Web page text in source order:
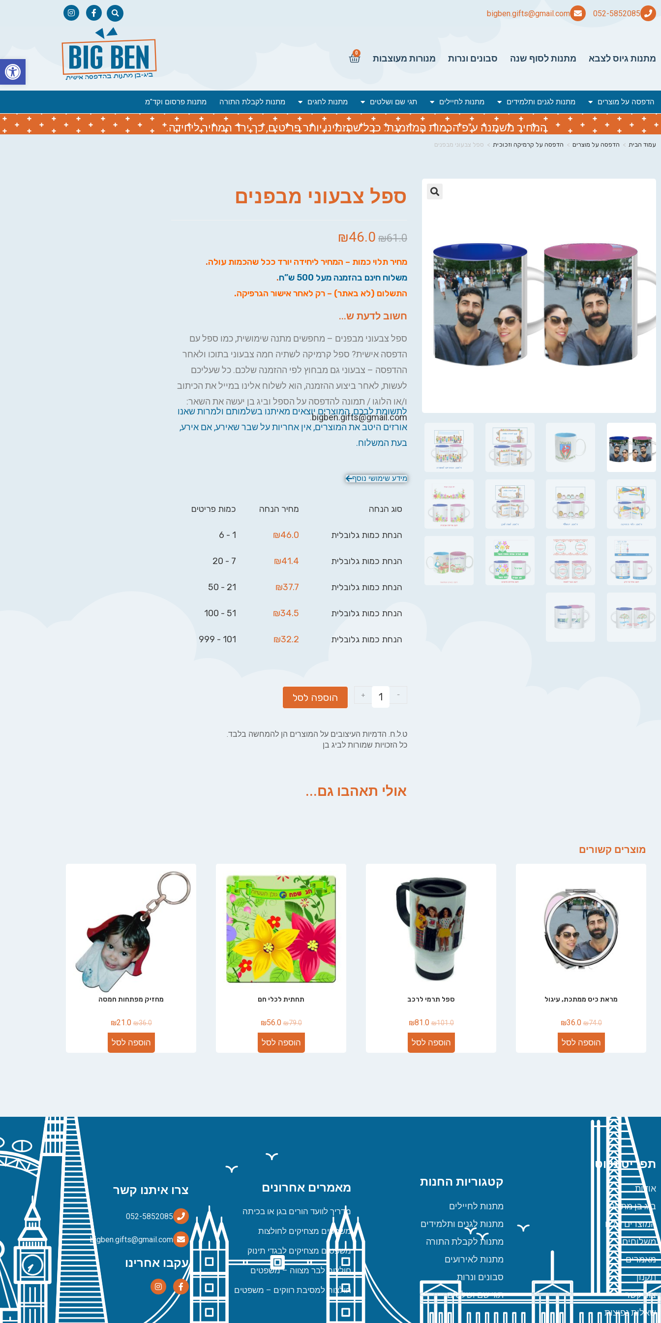
bigben.gifts@gmail.com
מתנות גיוס לצבא מתנות לסוף שנה סבונים ונרות מנורות מעוצבות
0
הדפסה על מוצרים מתנות לגנים ותלמידים מתנות לחיילים תגי שם ושלטים מתנות לחגים מתנות לקבלת התורה מתנות פרסום וקד"מ
המחיר משתנה ע"פ הכמות המוזמנת. ככל שתזמינו יותר פריטים, כך ירד המחיר ליחידה.
עמוד הבית > הדפסה על מוצרים > הדפסה על קרמיקה וזכוכית > ספל צבעוני מבפנים
ספל צבעוני מבפנים
₪61.0
₪46.0
מחיר תלוי כמות – המחיר ליחידה יורד ככל שהכמות עולה.
משלוח חינם בהזמנה מעל 500 ש”ח
.
התשלום (לא באתר) – רק לאחר אישור הגרפיקה.
חשוב לדעת ש...
ספל צבעוני מבפנים – מחפשים מתנה שימושית, כמו ספל עם
הדפסה אישית? ספל קרמיקה לשתיה חמה צבעוני בתוכו ולאחר
ההדפסה – צבעוני גם מבחוץ לפי ההזמנה שלכם. כל שעליכם
לעשות, לאחר ביצוע ההזמנה, הוא לשלוח אלינו במייל את הכיתוב
ו/או הלוגו / תמונה להדפסה על הספל וביג בן יעשה את השאר:
bigben.gifts@gmail.com
.
לתשומת לבכם, המוצרים יוצאים מאיתנו בשלמותם ולמרות שאנו
אורזים היטב את המוצרים, אין אחריות על שבר שאירע, אם אירע,
בעת המשלוח.
מידע שימושי נוסף
סוג הנחה מחיר הנחה כמות פריטים
הנחת כמות גלובלית ₪46.0
1 - 6
הנחת כמות גלובלית ₪41.4
7 - 20
הנחת כמות גלובלית ₪37.7
21 - 50
הנחת כמות גלובלית ₪34.5
51 - 100
הנחת כמות גלובלית ₪32.2
101 - 999
-
+ הוספה לסל
ט.ל.ח. הדמיות העיצובים על המוצרים הן להמחשה בלבד.
כל הזכויות שמורות לביג בן
אולי תאהבו גם...
מוצרים קשורים
מראת כיס ממתכת, עיגול
₪74.0
₪36.0
הוספה לסל
ספל תרמי לרכב
₪101.0
₪81.0
הוספה לסל
תחתית לכלי חם
₪79.0
₪56.0
הוספה לסל
מחזיק מפתחות חמסה
₪36.0
₪21.0
הוספה לסל
תפריט ניווט
אודות
ביג בן מתנות
המוצרים שלנו
משלוחים
מאמרים
תקנון
צור קשר
שאלות נפוצות
קטגוריות החנות
מתנות לחיילים
מתנות לגנים ותלמידים
מתנות לקבלת התורה
מתנות לאירועים
סבונים ונרות
תגי שם ושלטים
מאמרים אחרונים
מדריך לוועד הורים בגן או בכיתה
משפטים מצחיקים לחולצות
משפטים מצחיקים לבגדי תינוק
חולצות לבר מצווה – משפטים
חולצות למסיבת רווקים – משפטים
צרו איתנו קשר
bigben.gifts@gmail.com
עקבו אחרינו